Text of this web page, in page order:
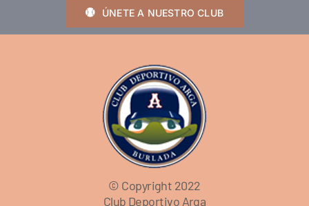
ÚNETE A NUESTRO CLUB
© Copyright 2022
Club Deportivo Arga